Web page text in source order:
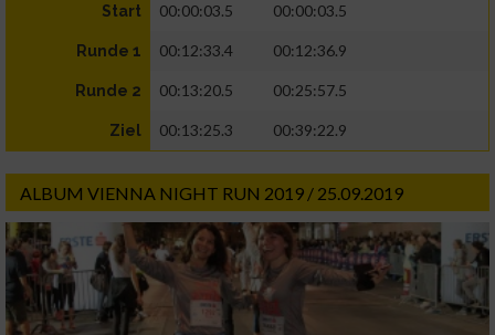
Start 00:00:03.5 00:00:03.5
Runde 1 00:12:33.4 00:12:36.9
Runde 2 00:13:20.5 00:25:57.5
Ziel 00:13:25.3 00:39:22.9
ALBUM VIENNA NIGHT RUN 2019 / 25.09.2019